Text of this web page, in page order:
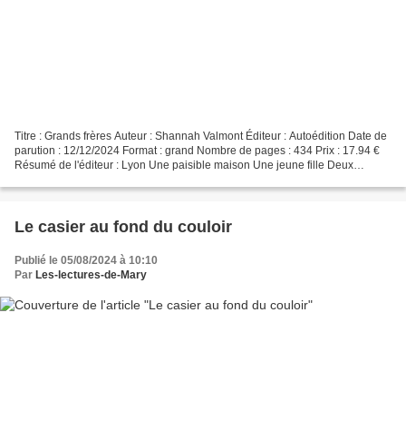
Titre : Grands frères Auteur : Shannah Valmont Éditeur : Autoédition Date de
parution : 12/12/2024 Format : grand Nombre de pages : 434 Prix : 17.94 €
Résumé de l'éditeur : Lyon Une paisible maison Une jeune fille Deux
Le casier au fond du couloir
Publié le 05/08/2024 à 10:10
Par Les-lectures-de-Mary